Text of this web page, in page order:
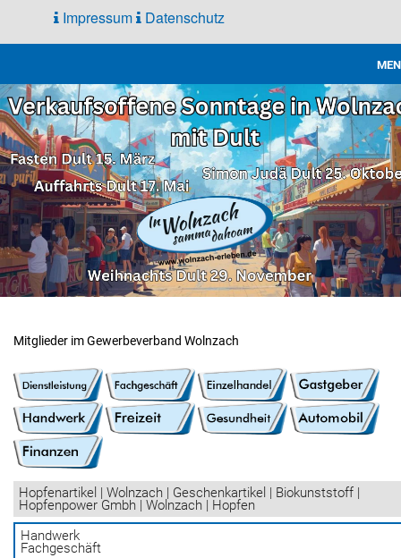
Impressum Datenschutz
Gewerbe
Verband
Mitglieder im Gewerbeverband Wolnzach
Hopfenartikel | Wolnzach | Geschenkartikel | Biokunststoff |
Hopfenpower Gmbh | Wolnzach | Hopfen
Handwerk
Fachgeschäft